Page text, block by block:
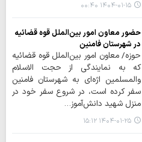
۱۴۰۴-۰۱-۱۵ ۰۰:۴۰
حضور معاون امور بین‌الملل قوه قضائیه
در شهرستان فامنین
حوزه/ معاون امور بین‌الملل قوه قضائیه
که به نمایندگی از حجت الاسلام
والمسلمین اژه‌ای به شهرستان فامنین
سفر کرده است، در شروع سفر خود در
منزل شهید دانش‌آموز…
۱۴۰۴-۰۱-۲۵ ۱۵:۱۲